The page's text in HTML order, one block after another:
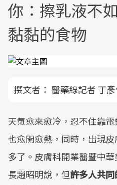
你：擦乳液不
黏黏的食物
撰文者： 醫藥線記者 丁
天氣愈來愈冷，忍不住靠
也愈開愈熱，同時，出現
多了。皮膚科開業醫暨中
長趙昭明說，但許多人共